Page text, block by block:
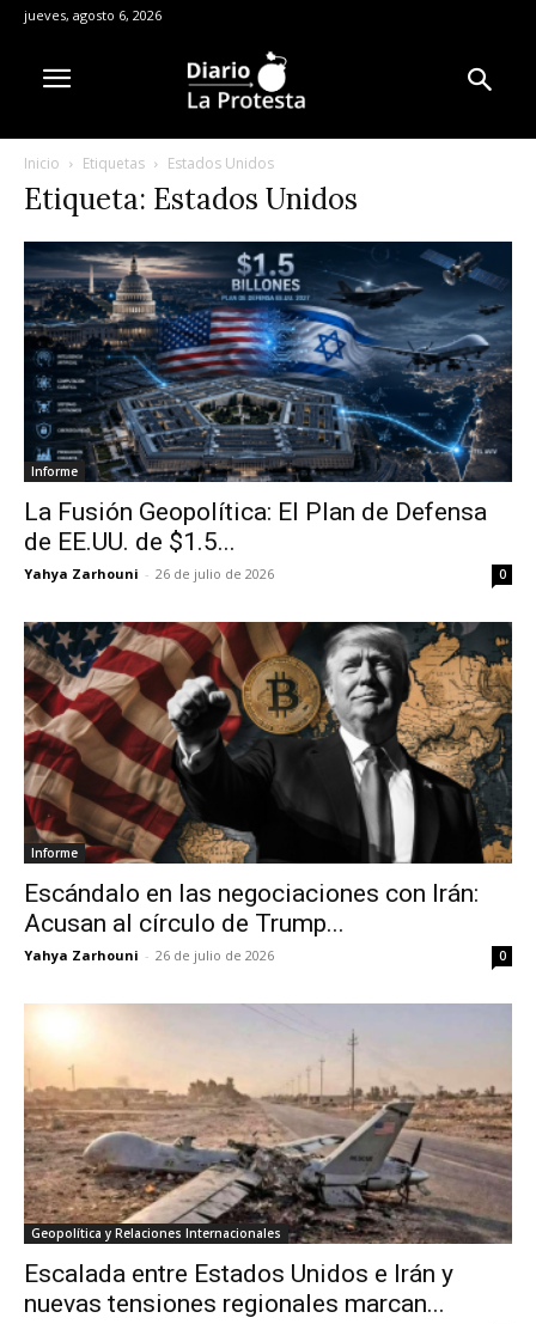
jueves, agosto 6, 2026
Inicio Etiquetas Estados Unidos
Etiqueta: Estados Unidos
Informe
La Fusión Geopolítica: El Plan de Defensa
de EE.UU. de $1.5...
Yahya Zarhouni - 26 de julio de 2026 0
Informe
Escándalo en las negociaciones con Irán:
Acusan al círculo de Trump...
Yahya Zarhouni - 26 de julio de 2026 0
Geopolítica y Relaciones Internacionales
Escalada entre Estados Unidos e Irán y
nuevas tensiones regionales marcan...